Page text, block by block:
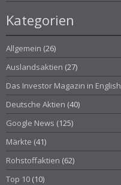
Kategorien
Allgemein (26)
Auslandsaktien (27)
Das Investor Magazin in English
Deutsche Aktien (40)
Google News (125)
Märkte (41)
Rohstoffaktien (62)
Top 10 (10)